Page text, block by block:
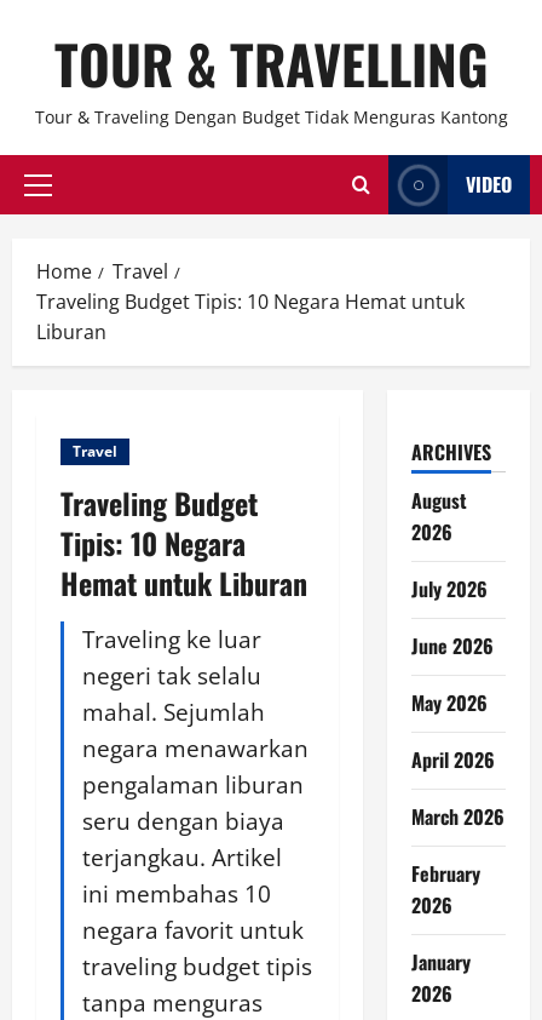
TOUR & TRAVELLING
Tour & Traveling Dengan Budget Tidak Menguras Kantong
Primary
VIDEO
Home
Travel
Traveling Budget Tipis: 10 Negara Hemat untuk
Liburan
Travel
Traveling Budget
Tipis: 10 Negara
Hemat untuk Liburan
Traveling ke luar
negeri tak selalu
mahal. Sejumlah
negara menawarkan
pengalaman liburan
seru dengan biaya
terjangkau. Artikel
ini membahas 10
negara favorit untuk
traveling budget tipis
tanpa menguras
ARCHIVES
August
2026
July 2026
June 2026
May 2026
April 2026
March 2026
February
2026
January
2026